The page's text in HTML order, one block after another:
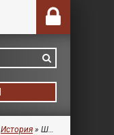
История » Штурмовики бункеров